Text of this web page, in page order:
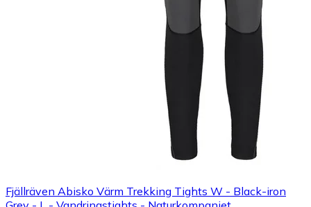
Fjällräven Abisko Värm Trekking Tights W - Black-iron